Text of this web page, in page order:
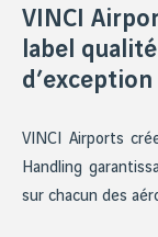
VINCI
label
d’exception
VINCI Airports
Handling
sur chacun des